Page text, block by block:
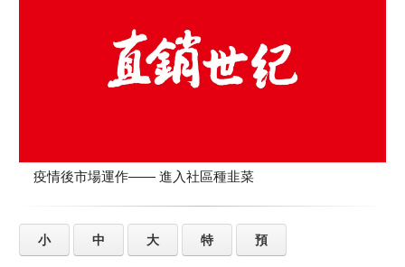
疫情後市場運作—— 進入社區種韭菜
小 中 大 特 預